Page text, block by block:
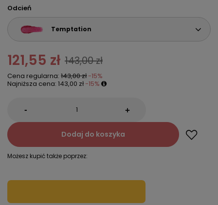
Odcień
Temptation
121,55 zł 143,00 zł
Cena regularna: 143,00 zł -15%
Najniższa cena: 143,00 zł -15%
- +
Dodaj do koszyka
Możesz kupić także poprzez: